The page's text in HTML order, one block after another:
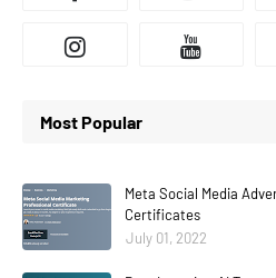
Most Popular
Meta Social Media
Certificates
July 01, 2022